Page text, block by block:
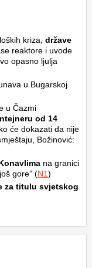
kriza, države
reaktore i uvode
opasno ljulja
u Bugarskoj
u Čazmi
od 14
će dokazati da nije
Božinović:
na granici
gore” (N1)
za titulu svjetskog